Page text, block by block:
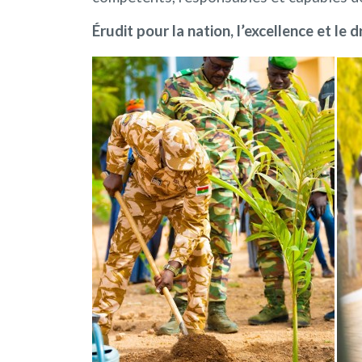
Érudit pour la nation, l’excellence et le